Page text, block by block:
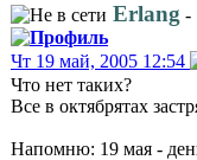
Erlang -
Чт 19 май, 2005 12:54
Что нет таких?
Все в октябрятах
Напомню: 19 мая -